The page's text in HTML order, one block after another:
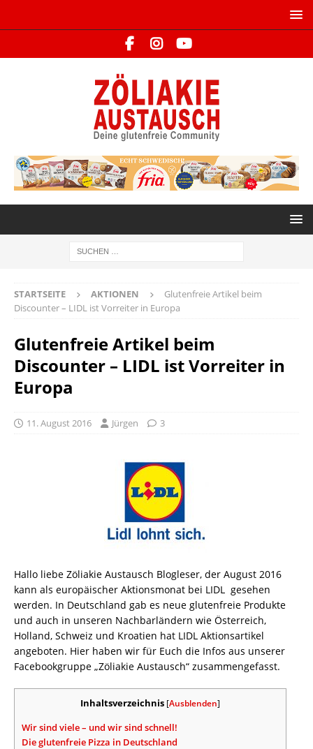
STARTSEITE AKTIONEN
Glutenfreie Artikel beim
Discounter – LIDL ist Vorreiter in Europa
Glutenfreie Artikel beim
Discounter – LIDL ist Vorreiter in
Europa
11. August 2016 Jürgen 3
Hallo liebe Zöliakie Austausch Blogleser, der August 2016
kann als europäischer Aktionsmonat bei LIDL gesehen
werden. In Deutschland gab es neue glutenfreie Produkte
und auch in unseren Nachbarländern wie Österreich,
Holland, Schweiz und Kroatien hat LIDL Aktionsartikel
angeboten. Hier haben wir für Euch die Infos aus unserer
Facebookgruppe „Zöliakie Austausch“ zusammengefasst.
Inhaltsverzeichnis [Ausblenden]
Wir sind viele – und wir sind schnell!
Die glutenfreie Pizza in Deutschland